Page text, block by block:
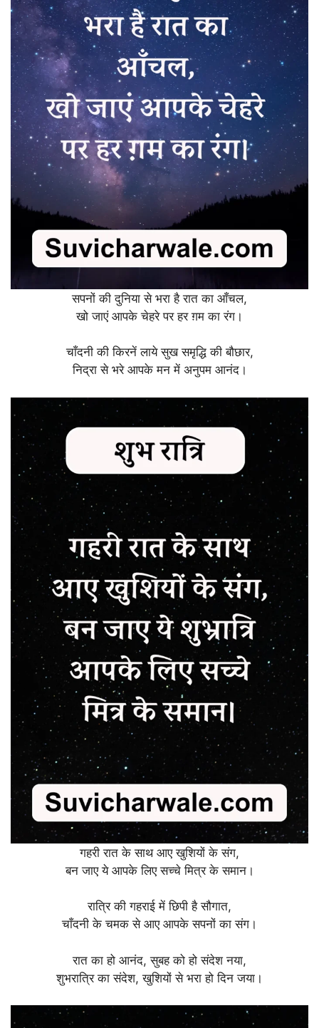
सपनों की दुनिया से भरा है रात का आँचल,
खो जाएं आपके चेहरे पर हर ग़म का रंग।
चाँदनी की किरनें लाये सुख समृद्धि की बौछार,
निद्रा से भरे आपके मन में अनुपम आनंद।
गहरी रात के साथ आए खुशियों के संग,
बन जाए ये आपके लिए सच्चे मित्र के समान।
रात्रि की गहराई में छिपी है सौगात,
चाँदनी के चमक से आए आपके सपनों का संग।
रात का हो आनंद, सुबह को हो संदेश नया,
शुभरात्रि का संदेश, खुशियों से भरा हो दिन जया।